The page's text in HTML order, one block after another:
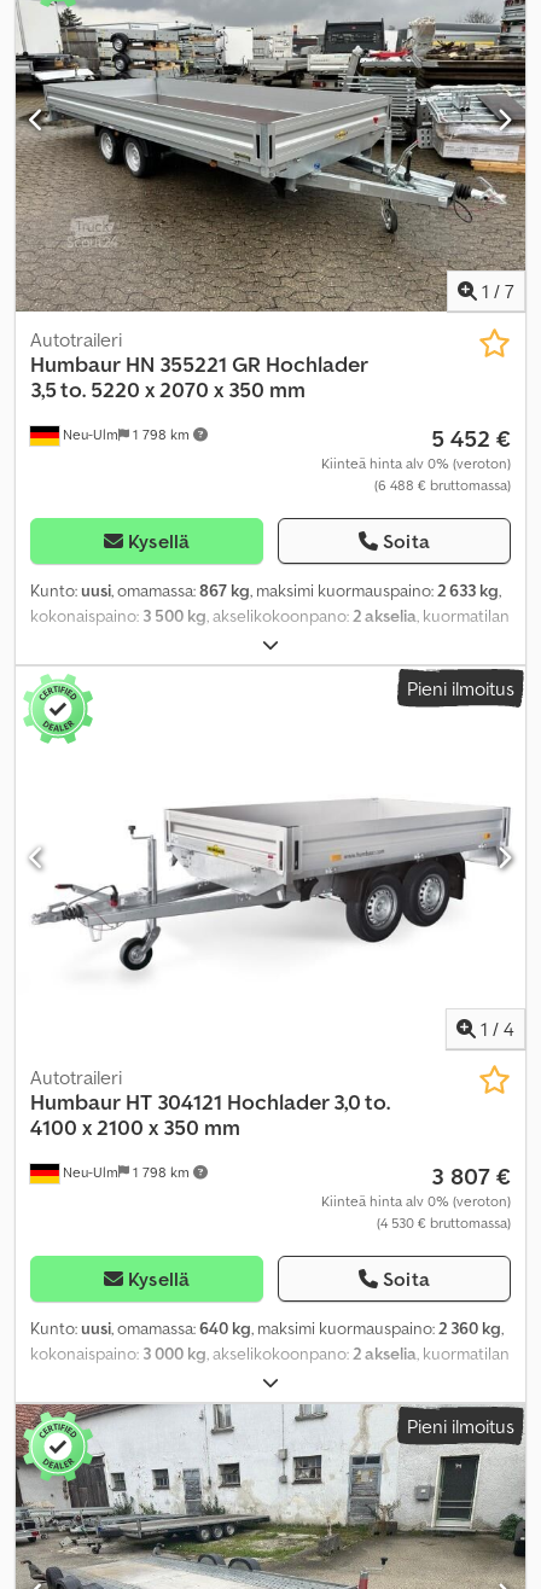
1 / 7
Neu-Ulm 1 798 km
Autotraileri
Humbaur HN 355221 GR Hochlader
3,5 to. 5220 x 2070 x 350 mm
5 452 €
Kiinteä hinta alv 0% (veroton)
(6 488 € bruttomassa)
Kysellä Soita
Kunto:uusi, omamassa:867 kg, maksimi kuormauspaino:2 633 kg,
kokonaispaino: 3 500 kg, akselikokoonpano:2 akselia, kuormatilan
, lastitilan leveys:2 070 mm
350 mm, kuormatilan tilavuus:4,4 m³, väri:muu, rakennuskorkeus:
1 120 mm
Pieni ilmoitus
1 / 4
Neu-Ulm 1 798 km
Autotraileri
Humbaur HT 304121 Hochlader 3,0 to.
4100 x 2100 x 350 mm
3 807 €
Kiinteä hinta alv 0% (veroton)
(4 530 € bruttomassa)
Kysellä Soita
Kunto:uusi, omamassa:640 kg, maksimi kuormauspaino: 2 360 kg,
kokonaispaino: 3 000 kg , akselikokoonpano: 2 akselia , kuormatilan
, lastitilan leveys:2 100 mm
350 mm, kuormatilan tilavuus:3,4 m³, väri:muu, rakennuskorkeus:
1 135 mm , työleveys: 2 163 mm Pieni ilmoitus